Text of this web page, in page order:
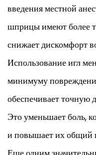
введения местной
шприцы имеют более
снижает дискомфорт
Использование игл
минимуму
обеспечивает точную
Это уменьшает боль,
и повышает их общий
Еще одним